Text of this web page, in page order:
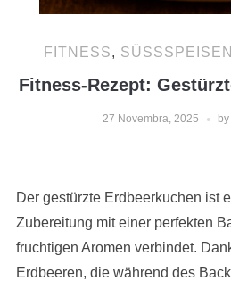
FITNESS, SÜSSSPEISEN
Fitness-Rezept:
27 Novembra, 2025 by
Der gestürzte Erdbeerkuchen ist
Zubereitung mit einer perfekten
fruchtigen Aromen verbindet.
Erdbeeren, die während des